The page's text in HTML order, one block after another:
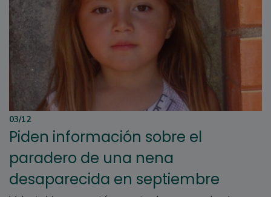
03/12
Piden información sobre el
paradero de una nena
desaparecida en septiembre